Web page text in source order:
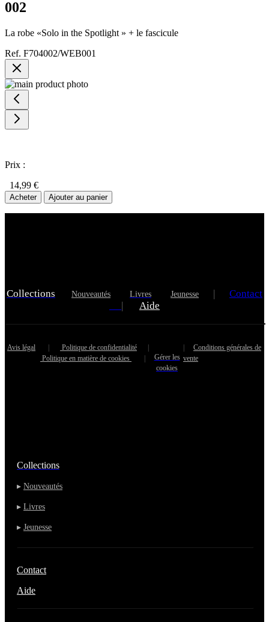
002
La robe «Solo in the Spotlight » + le fascicule
Ref. F704002/WEB001
Prix :
14,99 €
Acheter Ajouter au panier
Collections Nouveautés Livres Jeunesse |
Contact
|
Aide
Avis légal | Politique de confidentialité
|
Politique en matière de cookies
|
Gérer les
cookies
| Conditions générales de
vente
Collections
▸ Nouveautés
▸ Livres
▸ Jeunesse
Contact
Aide